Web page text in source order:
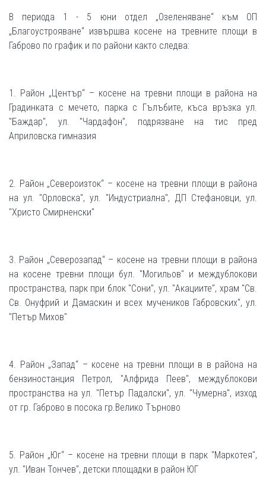
В периода 1 - 5 юни отдел „Озеленяване“ към ОП
„Благоустрояване“ извършва косене на тревните площи в
Габрово по график и по райони както следва:
1. Район „Център“ – косене на тревни площи в района на
Градинката с мечето, парка с Гълъбите, къса връзка ул.
"Баждар", ул. "Чардафон", подрязване на тис пред
Априловска гимназия
2. Район „Североизток“ – косене на тревни площи в района
на ул. "Орловска", ул. "Индустриална", ДП Стефановци, ул.
"Христо Смирненски"
3. Район „Северозапад“ – косене на тревни площи в района
на косене тревни площи бул. "Могильов" и междублокови
пространства, парк при блок "Сони", ул. "Акациите", храм "Св.
Св. Онуфрий и Дамаскин и всех мучеников Габровских", ул.
"Петър Михов"
4. Район „Запад“ – косене на тревни площи в в района на
бензиностанция Петрол, "Алфрида Пеев", междублокови
пространства на ул. "Петър Падалски", ул. "Чумерна", изход
от гр. Габрово в посока гр.Велико Търново
5. Район „Юг“ – косене на тревни площи в парк "Маркотея",
ул. "Иван Тончев", детски площадки в район ЮГ